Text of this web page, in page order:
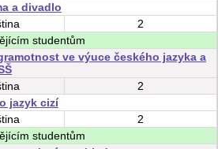
a divadlo
2
studentům
ve výuce českého jazyka a
2
jazyk cizí
2
studentům